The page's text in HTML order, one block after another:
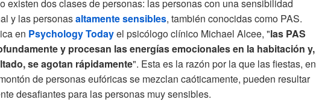
existen dos clases de personas: las personas con una sensibilidad
y las personasaltamente sensibles, también conocidas como PAS.
en Psychology Todayel psicólogo clínico Michael Alcee, "las PAS
y procesan las energías emocionales en la habitación y,
se agotan rápidamente". Esta es la razón por la que las fiestas, en
de personas eufóricas se mezclan caóticamente, pueden resultar
desafiantes para las personas muy sensibles.